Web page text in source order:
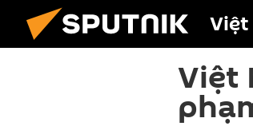
Việt
Việt